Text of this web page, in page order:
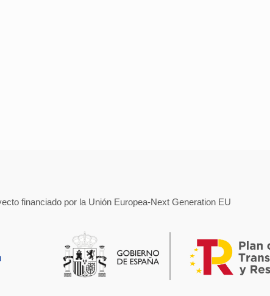
financiado por la Unión Europea-Next Generation EU